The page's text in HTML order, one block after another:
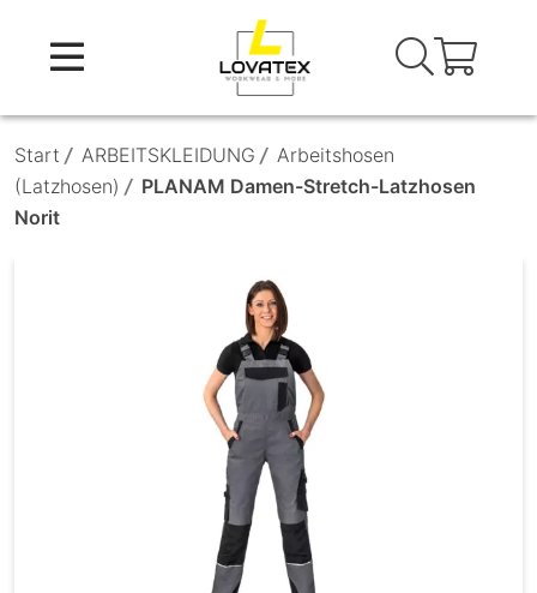
content
Start / ARBEITSKLEIDUNG / Arbeitshosen
(Latzhosen) / PLANAM Damen-Stretch-Latzhosen
Norit